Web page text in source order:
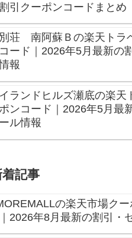
引クーポンコードまとめ
荘 南阿蘇Ｂの楽天トラ
ード｜2026年5月最新の
報
ランドヒルズ瀬底の楽天
ンコード｜2026年5月最
ル情報
着記事
の楽天市場ク
｜2026年8月最新の割引・